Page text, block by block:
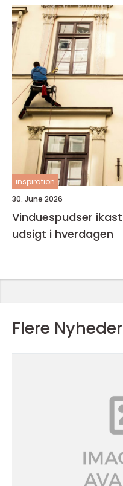
inspiration
30. June 2026
Vinduespudser ikast klare ruder og bedre
udsigt i hverdagen
Flere Nyheder